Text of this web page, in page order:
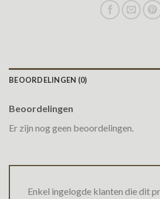
BEOORDELINGEN (0)
Beoordelingen
Er zijn nog geen beoordelingen.
Enkel ingelogde klanten die dit